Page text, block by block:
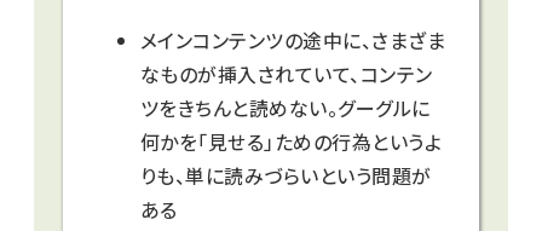
メインコンテンツの途中に、さまざま
なものが挿入されていて、コンテン
ツをきちんと読めない。グーグルに
何かを「見せる」ための行為というよ
りも、単に読みづらいという問題が
ある